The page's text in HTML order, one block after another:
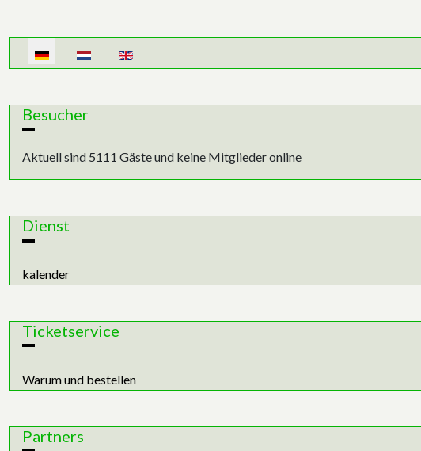
Besucher
Aktuell sind 5111 Gäste und keine Mitglieder online
Dienst
kalender
Ticketservice
Warum und bestellen
Partners